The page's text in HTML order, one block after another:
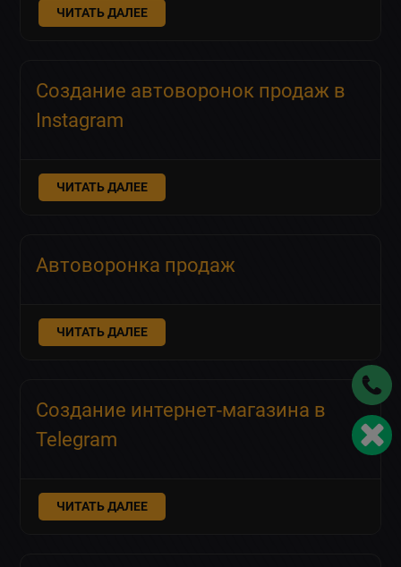
ЧИТАТЬ ДАЛЕЕ
Создание автоворонок продаж в
Instagram
ЧИТАТЬ ДАЛЕЕ
Автоворонка продаж
ЧИТАТЬ ДАЛЕЕ
Создание интернет-магазина в
Telegram
ЧИТАТЬ ДАЛЕЕ